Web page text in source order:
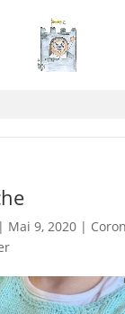
Mai 9, 2020|